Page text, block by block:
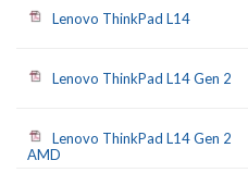
Lenovo ThinkPad L14
Lenovo ThinkPad L14 Gen 2
Lenovo ThinkPad L14 Gen 2
AMD